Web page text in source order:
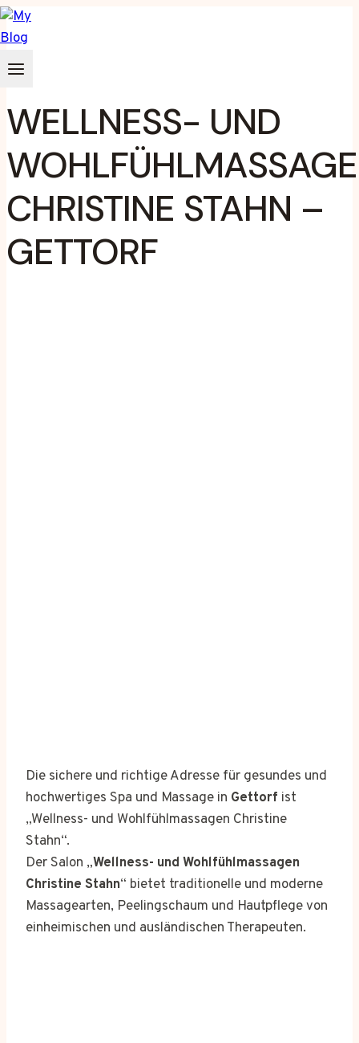
Zum
Inhalt
springen
WELLNESS- UND
CHRISTINE STAHN –
GETTORF
Die sichere und richtige Adresse für gesundes und
hochwertiges Spa und Massage in Gettorf ist
„Wellness- und Wohlfühlmassagen Christine
Stahn“.
Der Salon „Wellness- und Wohlfühlmassagen
Christine Stahn“ bietet traditionelle und moderne
Massagearten, Peelingschaum und Hautpflege von
einheimischen und ausländischen Therapeuten.